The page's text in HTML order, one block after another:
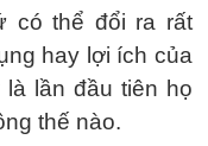
có thể đổi ra rất
hay lợi ích của
lần đầu tiên họ
thế nào.